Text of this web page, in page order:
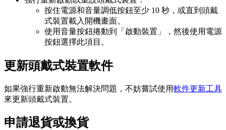
按住電源和音量調低按鈕至少 10 秒，或直到頭戴
式裝置載入開機畫面。
使用音量按鈕捲動到「 啟動裝置 」，然後使用電源
按鈕選擇此項目。
更新頭戴式裝置軟件
如果強行重新啟動無法解決問題，不妨嘗試使用軟件更新工具
來更新頭戴式裝置。
申請退貨或換貨